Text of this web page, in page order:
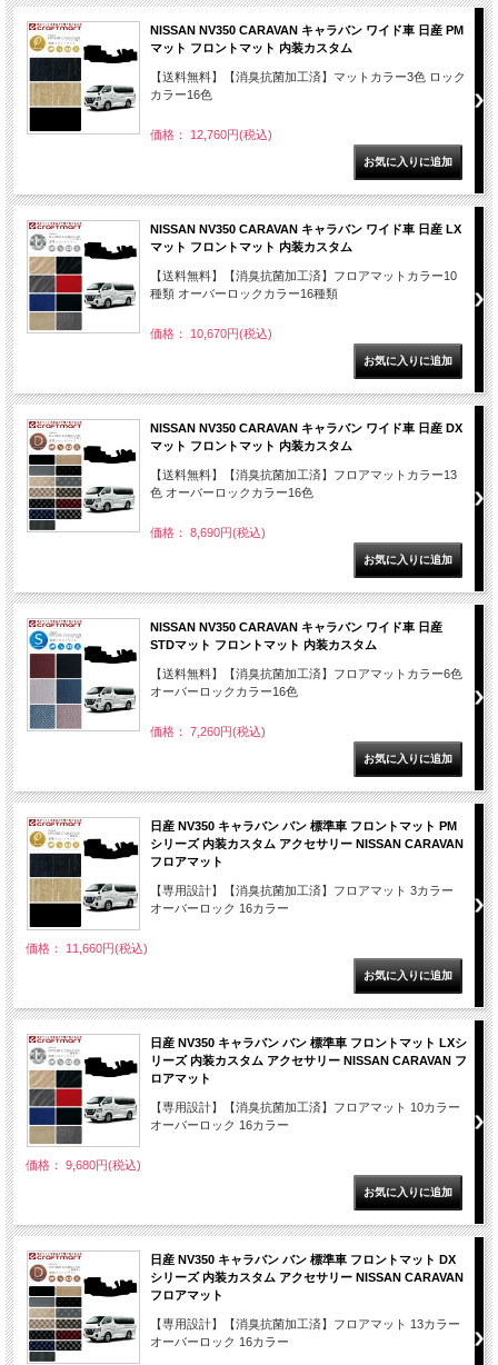
NISSAN NV350 CARAVAN キャラバン ワイド車 日産 PM
マット フロントマット 内装カスタム
【送料無料】【消臭抗菌加工済】マットカラー3色 ロック
カラー16色
価格： 12,760円(税込)
NISSAN NV350 CARAVAN キャラバン ワイド車 日産 LX
マット フロントマット 内装カスタム
【送料無料】【消臭抗菌加工済】フロアマットカラー10
種類 オーバーロックカラー16種類
価格： 10,670円(税込)
NISSAN NV350 CARAVAN キャラバン ワイド車 日産 DX
マット フロントマット 内装カスタム
【送料無料】【消臭抗菌加工済】フロアマットカラー13
色 オーバーロックカラー16色
価格： 8,690円(税込)
NISSAN NV350 CARAVAN キャラバン ワイド車 日産
STDマット フロントマット 内装カスタム
【送料無料】【消臭抗菌加工済】フロアマットカラー6色
オーバーロックカラー16色
価格： 7,260円(税込)
日産 NV350 キャラバン バン 標準車 フロントマット PM
シリーズ 内装カスタム アクセサリー NISSAN CARAVAN
フロアマット
【専用設計】【消臭抗菌加工済】フロアマット 3カラー
オーバーロック 16カラー
価格： 11,660円(税込)
日産 NV350 キャラバン バン 標準車 フロントマット LXシ
リーズ 内装カスタム アクセサリー NISSAN CARAVAN フ
ロアマット
【専用設計】【消臭抗菌加工済】フロアマット 10カラー
オーバーロック 16カラー
価格： 9,680円(税込)
日産 NV350 キャラバン バン 標準車 フロントマット DX
シリーズ 内装カスタム アクセサリー NISSAN CARAVAN
フロアマット
【専用設計】【消臭抗菌加工済】フロアマット 13カラー
オーバーロック 16カラー